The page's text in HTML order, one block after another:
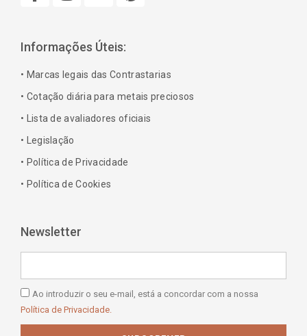
b
o
o
k
f
a
g
r
a
e
d
i
n
i
e
s
Informações Úteis:
• Marcas legais das Contrastarias
• Cotação diária para metais preciosos
• Lista de avaliadores oficiais
• Legislação
• Política de Privacidade
• Política de Cookies
Newsletter
Política
de
Privacidade
Ao introduzir o seu e-mail, está a concordar com a nossa
Política de Privacidade.